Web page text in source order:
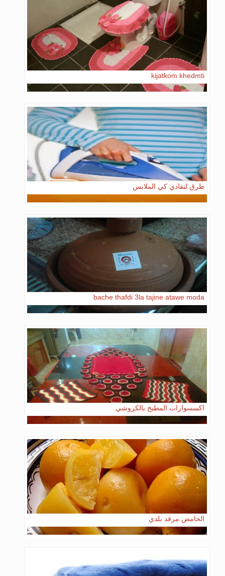
kijatkom khedmti
طرق لتفادي كي الملابس
bache thafdi 3la tajine atawe moda
اكسسوارات المطبخ بالكروشي
الحامض مرقد بلدي